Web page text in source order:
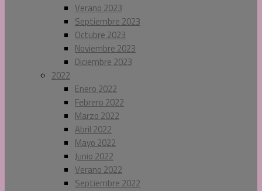
Verano 2023
Septiembre 2023
Octubre 2023
Noviembre 2023
Diciembre 2023
2022
Enero 2022
Febrero 2022
Marzo 2022
Abril 2022
Mayo 2022
Junio 2022
Verano 2022
Septiembre 2022